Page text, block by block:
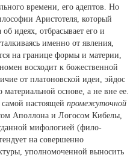
времени, его адептов. Но
Аристотеля, который
идеях, отбрасывает его и
именно от явления,
на границе формы и материи,
восходит к божественной
от платоновской идеи, эйдос
основе, а не вне ее.
настоящей промежуточной
Аполлона и Логосом Кибелы,
мифологией (фило-
на совершенно
уполномоченной выносить